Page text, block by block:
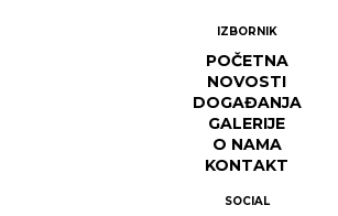
IZBORNIK
POČETNA
NOVOSTI
DOGAĐANJA
GALERIJE
O NAMA
KONTAKT
SOCIAL